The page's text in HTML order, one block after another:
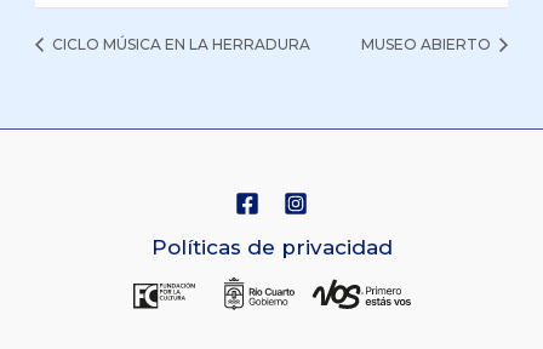
CICLO MÚSICA EN LA HERRADURA MUSEO ABIERTO
Políticas de privacidad